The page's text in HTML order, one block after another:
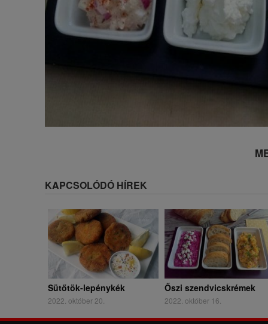
KAPCSOLÓDÓ HÍREK
Sütőtök-lepénykék
2022. október 20.
Őszi szendvicskrémek
2022. október 16.